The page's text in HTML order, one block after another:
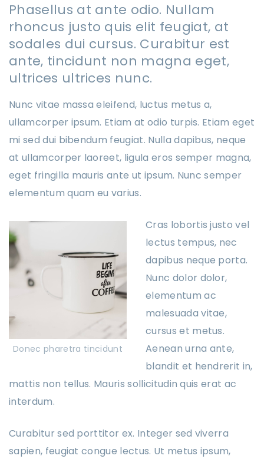
Phasellus at ante odio. Nullam
rhoncus justo quis elit feugiat, at
sodales dui cursus. Curabitur est
ante, tincidunt non magna eget,
ultrices ultrices nunc.
Nunc vitae massa eleifend, luctus metus a,
ullamcorper ipsum. Etiam at odio turpis. Etiam eget
mi sed dui bibendum feugiat. Nulla dapibus, neque
at ullamcorper laoreet, ligula eros semper magna,
eget fringilla mauris ante ut ipsum. Nunc semper
elementum quam eu varius.
Donec pharetra tincidunt
Cras lobortis justo vel
lectus tempus, nec
dapibus neque porta.
Nunc dolor dolor,
elementum ac
malesuada vitae,
cursus et metus.
Aenean urna ante,
blandit et hendrerit in,
mattis non tellus. Mauris sollicitudin quis erat ac
interdum.
Curabitur sed porttitor ex. Integer sed viverra
sapien, feugiat congue lectus. Ut metus ipsum,